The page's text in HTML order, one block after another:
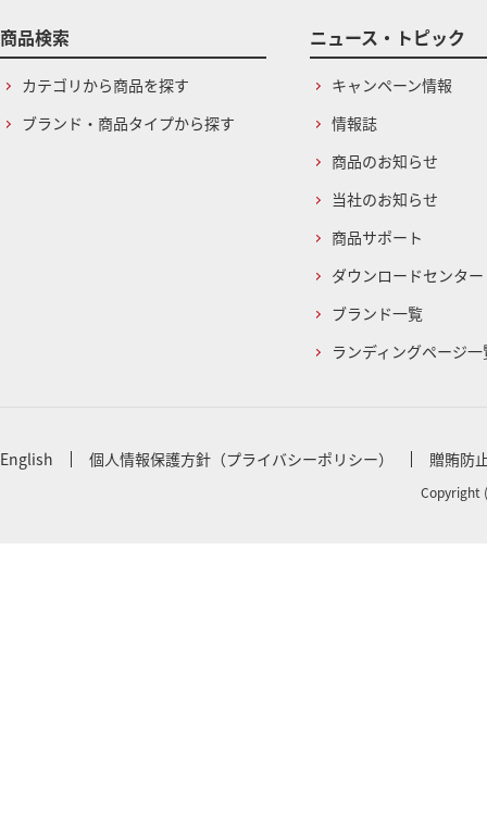
商品検索
カテゴリから商品を探す
ブランド・商品タイプから探す
ニュース・トピック
キャンペーン情報
情報誌
商品のお知らせ
当社のお知らせ
商品サポート
ダウンロードセンター
ブランド一覧
ランディングページ一
English 個人情報保護方針（プライバシーポリシー） 贈賄防
Copyright